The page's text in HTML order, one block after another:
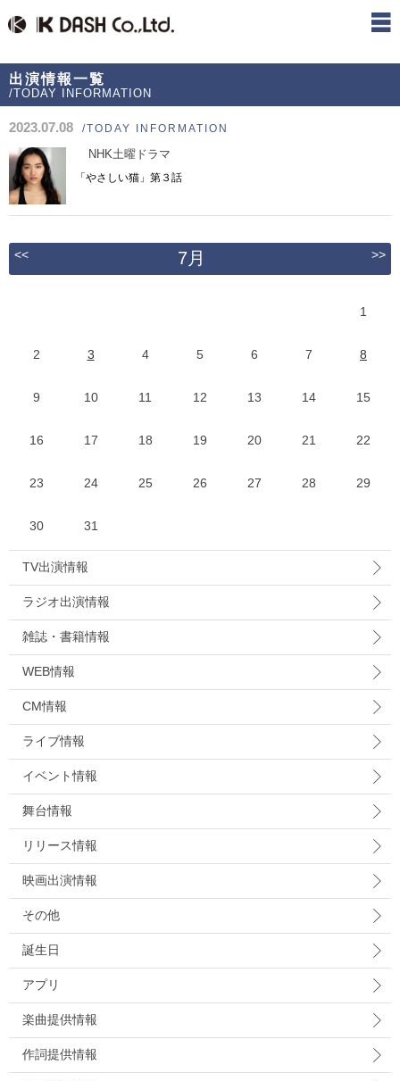
出演情報一覧
/TODAY INFORMATION
2023.07.08 /TODAY INFORMATION
NHK土曜ドラマ
「やさしい猫」第３話
<< 7月 >>
1
2 3 4 5 6 7 8
9 10 11 12 13 14 15
16 17 18 19 20 21 22
23 24 25 26 27 28 29
30 31
TV出演情報
ラジオ出演情報
雑誌・書籍情報
WEB情報
CM情報
ライブ情報
イベント情報
舞台情報
リリース情報
映画出演情報
その他
誕生日
アプリ
楽曲提供情報
作詞提供情報